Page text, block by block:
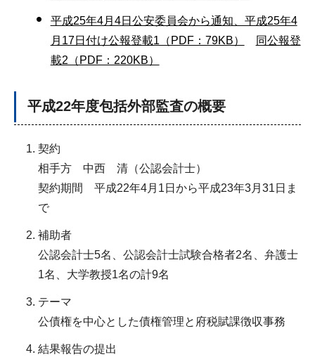
平成25年4月4日公安委員会から通知、平成25年4
月17日付け公報登載1（PDF：79KB）
同公報登
載2（PDF：220KB）
平成22年度包括外部監査の概要
契約
相手方 中西 清（公認会計士）
契約期間 平成22年4月1日から平成23年3月31日ま
で
補助者
公認会計士5名、公認会計士試験合格者2名、弁護士
1名、大学教授1名の計9名
テーマ
公債権を中心とした債権管理と府税賦課徴収事務
結果報告の提出